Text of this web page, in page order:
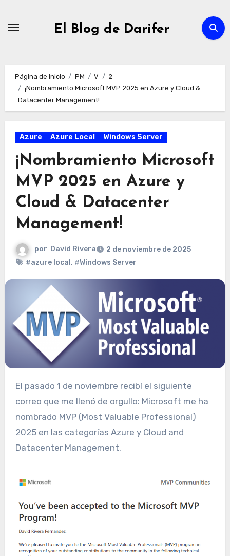
El Blog de Darifer
Página de inicio PM V
2
¡Nombramiento Microsoft MVP 2025 en Azure y Cloud &
Datacenter Management!
Azure Azure Local Windows Server
¡Nombramiento Microsoft
MVP 2025 en Azure y
Cloud & Datacenter
Management!
por David Rivera
2 de noviembre de 2025
#azure local , #Windows Server
El pasado 1 de noviembre recibí el siguiente
correo que me llenó de orgullo: Microsoft me ha
nombrado MVP (Most Valuable Professional)
2025 en las categorías Azure y Cloud and
Datacenter Management.